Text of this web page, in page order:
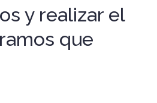
y realizar el
que